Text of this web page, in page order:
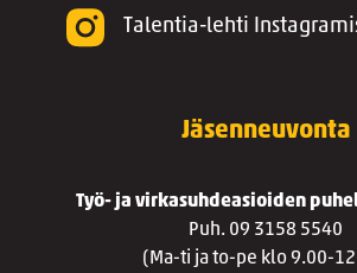
Talentia-lehti
Jäsenneuvonta
Työ- ja virkasuhdeasioiden
Puh. 09 3158 5540
(Ma-ti ja to-pe klo 9.00-